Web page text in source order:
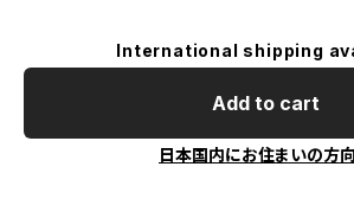
International shipping
Add to cart
日本国内にお住まいの方